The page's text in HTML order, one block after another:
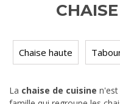
Chaise haute
La chaise de cuisine n'est